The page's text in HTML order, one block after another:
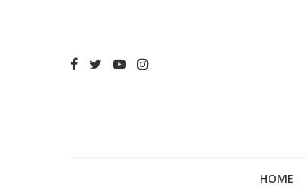
HOME